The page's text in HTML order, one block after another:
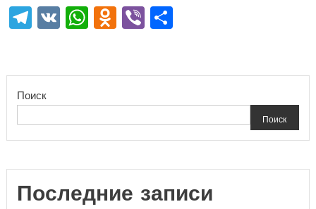
Telegram
VKWhatsApp
Odnoklassniki
ViberОтправить
Поиск
Поиск
Последние записи